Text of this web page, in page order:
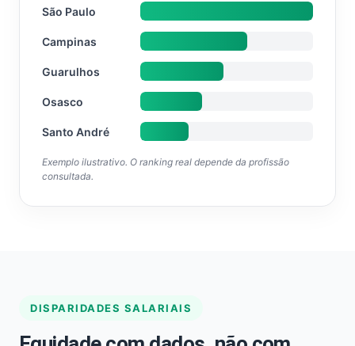
São Paulo
Campinas
Guarulhos
Osasco
Santo André
Exemplo ilustrativo. O ranking real depende da profissão
consultada.
DISPARIDADES SALARIAIS